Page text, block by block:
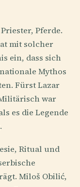
Pferde.
mit solcher
ein, dass sich
Mythos
Fürst Lazar
war
es die Legende
Ritual und
Miloš Obilić,